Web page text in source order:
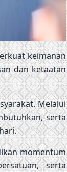
keimanan
dan ketaatan
Melalui
serta
momentum
serta